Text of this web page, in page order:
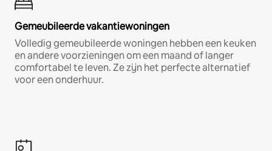
Gemeubileerde vakantiewoningen
Volledig gemeubileerde woningen hebben een keuken
en andere voorzieningen om een maand of langer
comfortabel te leven. Ze zijn het perfecte alternatief
voor een onderhuur.